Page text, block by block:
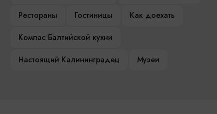
Рестораны
Гостиницы
Как доехать
Компас Балтийской кухни
Настоящий Калининградец
Музеи